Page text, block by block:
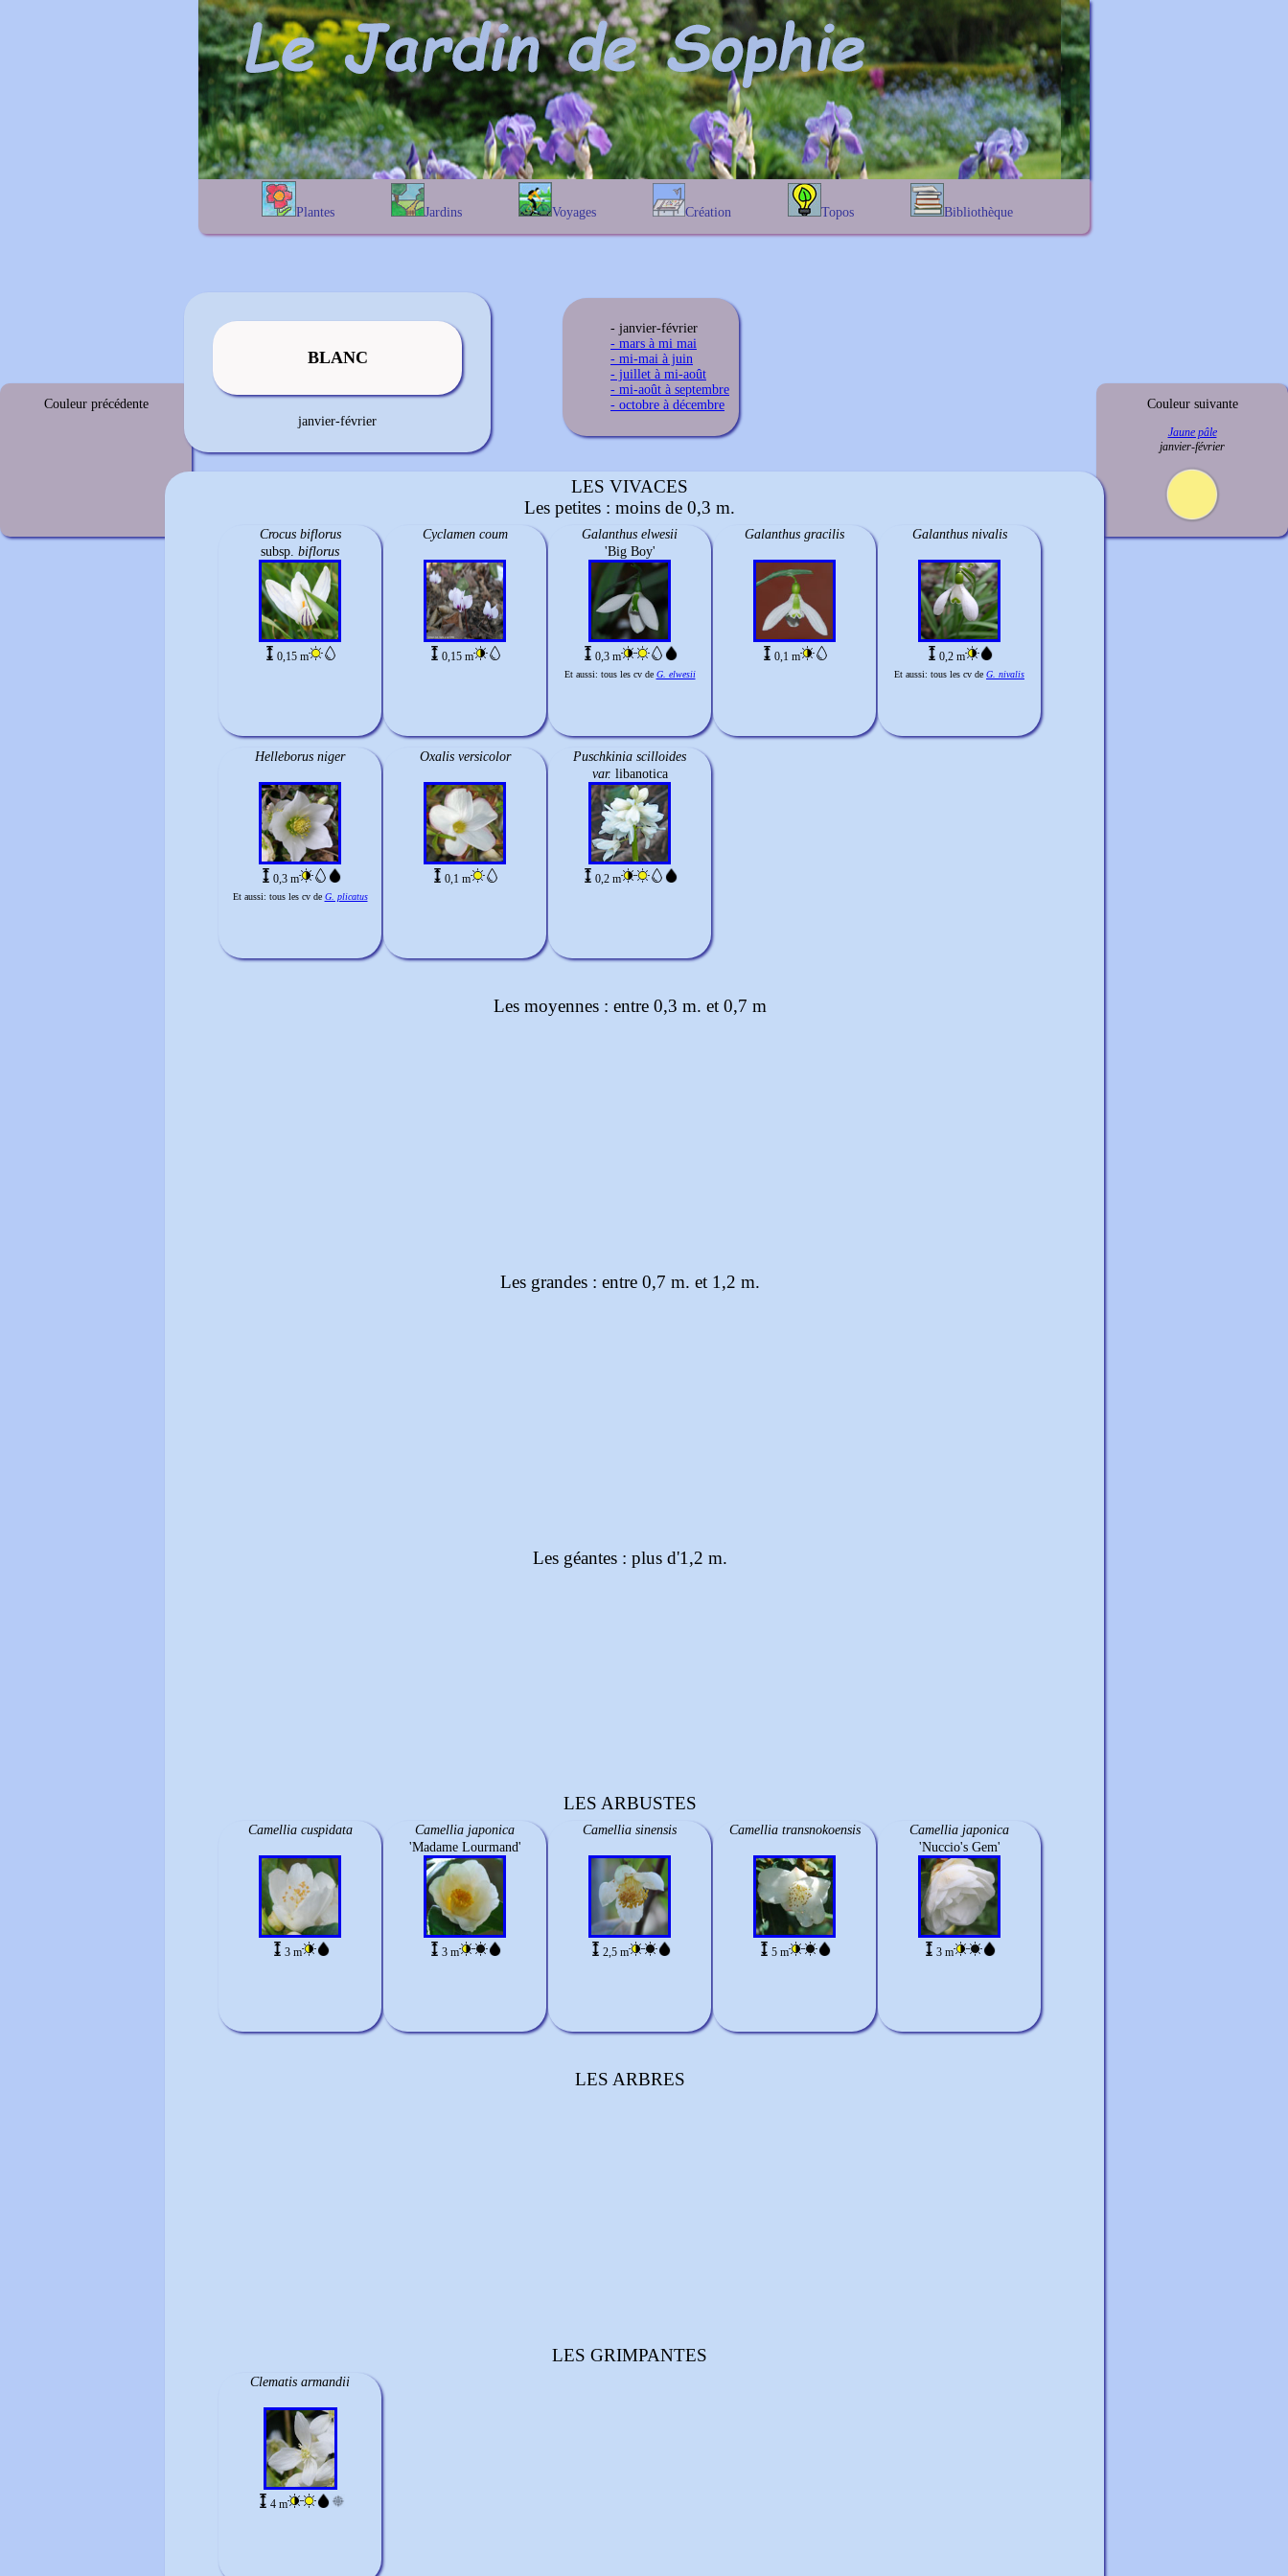
Plantes
A B C D
E
Jardins
alphabétique
Voyages
En Belgique
Création
Prairies fleuries
Topos
Les chênes
Bibliothèque
Lexique noms propres
Couleur précédente Couleur suivante
Jaune pâle
janvier-février
BLANC
janvier-février
- janvier-février
- mars à mi mai
- mi-mai à juin
- juillet à mi-août
- mi-août à septembre
- octobre à décembre
LES VIVACES
Les petites : moins de 0,3 m.
Crocus biflorus
subsp. biflorus
0,15 m
Cyclamen coum
0,15 m
Galanthus elwesii
'Big Boy'
0,3 m
Et aussi: tous les cv de G. elwesii
Galanthus gracilis
0,1 m
Galanthus nivalis
0,2 m
Et aussi: tous les cv de G. nivalis
Helleborus niger
0,3 m
Et aussi: tous les cv de G. plicatus
Oxalis versicolor
0,1 m
Puschkinia scilloides
var. libanotica
0,2 m
Les moyennes : entre 0,3 m. et 0,7 m
Les grandes : entre 0,7 m. et 1,2 m.
Les géantes : plus d'1,2 m.
LES ARBUSTES
Camellia cuspidata
3 m
Camellia japonica
'Madame Lourmand'
3 m
Camellia sinensis
2,5 m
Camellia transnokoensis
5 m
Camellia japonica
'Nuccio's Gem'
3 m
LES ARBRES
LES GRIMPANTES
Clematis armandii
4 m